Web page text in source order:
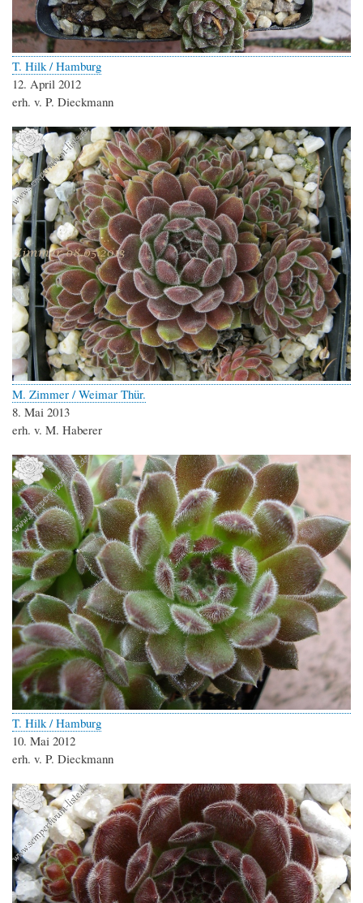
T. Hilk / Hamburg
12. April 2012
erh. v. P. Dieckmann
M. Zimmer / Weimar Thür.
8. Mai 2013
erh. v. M. Haberer
T. Hilk / Hamburg
10. Mai 2012
erh. v. P. Dieckmann